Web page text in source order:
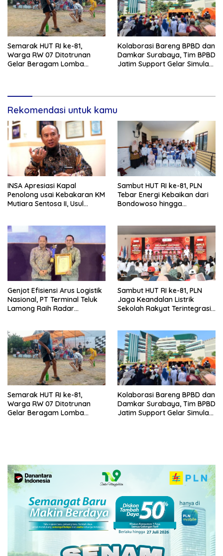
Semarak HUT RI ke-81,
Warga RW 07 Ditotrunan
Gelar Beragam Lomba
Kolaborasi Bareng BPBD dan
Damkar Surabaya, Tim BPBD
Jatim Support Gelar Simulasi
Rekomendasi untuk kamu
INSA Apresiasi Kapal
Penolong usai Kebakaran KM
Mutiara Sentosa II, Usul
Sambut HUT RI ke-81, PLN
Tebar Energi Kebaikan dari
Bondowoso hingga
Genjot Efisiensi Arus Logistik
Nasional, PT Terminal Teluk
Lamong Raih Radar
Sambut HUT RI ke-81, PLN
Jaga Keandalan Listrik
Sekolah Rakyat Terintegrasi 1
Semarak HUT RI ke-81,
Warga RW 07 Ditotrunan
Gelar Beragam Lomba
Kolaborasi Bareng BPBD dan
Damkar Surabaya, Tim BPBD
Jatim Support Gelar Simulasi